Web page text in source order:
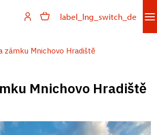
label_lng_switch_de
zámku Mnichovo Hradiště
Mnichovo Hradiště